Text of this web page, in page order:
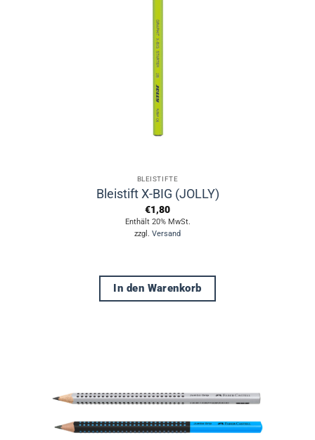
BLEISTIFTE
Bleistift X-BIG (JOLLY)
€1,80
Enthält 20% MwSt.
zzgl. Versand
In den Warenkorb